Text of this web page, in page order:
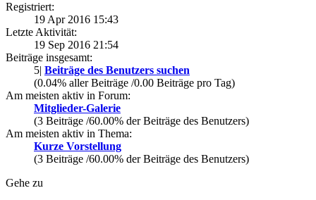
Registriert:
19 Apr 2016 15:43
Letzte Aktivität:
19 Sep 2016 21:54
Beiträge insgesamt:
5| Beiträge des Benutzers suchen
(0.04% aller Beiträge /0.00 Beiträge pro Tag)
Am meisten aktiv in Forum:
Mitglieder-Galerie
(3 Beiträge /60.00% der Beiträge des Benutzers)
Am meisten aktiv in Thema:
Kurze Vorstellung
(3 Beiträge /60.00% der Beiträge des Benutzers)
Gehe zu